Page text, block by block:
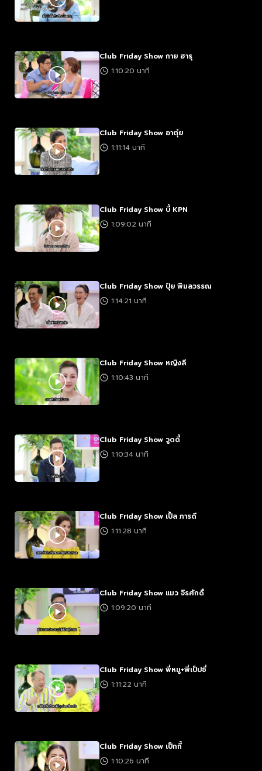
Club Friday Show กาย ฮารุ
1:10:20 นาที
Club Friday Show อาตุ๋ย
1:11:14 นาที
Club Friday Show บี้ KPN
1:09:02 นาที
Club Friday Show ปุ้ย พิมลวรรณ
1:14:21 นาที
Club Friday Show หญิงลี
1:10:43 นาที
Club Friday Show วูดดี้
1:10:34 นาที
Club Friday Show เปิ้ล ภารดี
1:11:28 นาที
Club Friday Show แมว จิรศักดิ์
1:09:20 นาที
Club Friday Show พี่หมู+พี่เป็ปซี่
1:11:22 นาที
Club Friday Show เป็กกี้
1:10:26 นาที